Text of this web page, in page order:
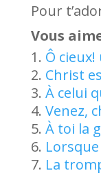
Pour
Vous
Ô
Christ
À celui
Venez,
À toi la
La